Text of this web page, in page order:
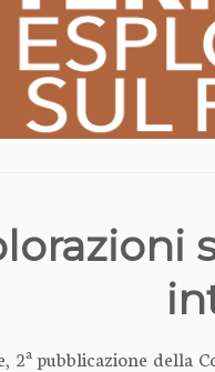
2apubblicazione della